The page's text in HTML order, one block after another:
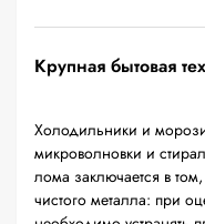
Крупная бытовая
Холодильники и
микроволновки и
лома заключается в
чистого металла: при